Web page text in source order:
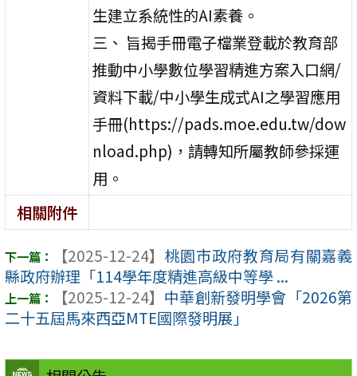
生建立系統性的AI素養。
三、 旨揭手冊電子檔業登載於教育部
推動中小學數位學習精進方案入口網/
資料下載/中小學生成式AI之學習應用
手冊(https://pads.moe.edu.tw/dow
nload.php)，請轉知所屬教師參採運
用。
相關附件
【2025-12-24】 桃園市政府教育局有關嘉義
縣政府辦理「114學年度精進高級中等學 ...
【2025-12-24】 中華創新發明學會「2026第
二十五屆馬來西亞MTE國際發明展」